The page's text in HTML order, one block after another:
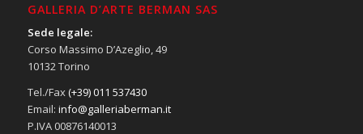
GALLERIA D’ARTE BERMAN SAS
Sede legale:
Corso Massimo D’Azeglio, 49
10132 Torino
Tel./Fax(+39) 011 537430
Email: info@galleriaberman.it
P.IVA 00876140013